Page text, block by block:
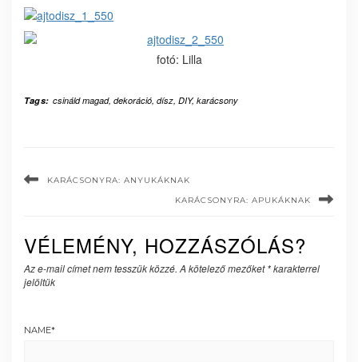
fotó: Lilla
Tags: csináld magad, dekoráció, dísz, DIY, karácsony
KARÁCSONYRA: ANYUKÁKNAK
KARÁCSONYRA: APUKÁKNAK
VÉLEMÉNY, HOZZÁSZÓLÁS?
Az e-mail címet nem tesszük közzé. A kötelező mezőket*karakterrel
jelöltük
NAME*